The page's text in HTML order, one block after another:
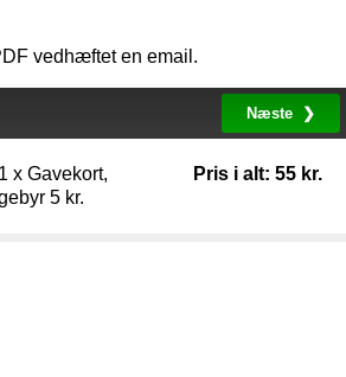
vedhæftet en email.
1 xGavekort,
5 kr.
Pris i alt: 55 kr.